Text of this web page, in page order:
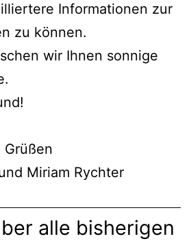
Infor­ma­tio­nen zur
zu können.
wir Ihnen son­ni­ge
Miri­am Rychter
alle bisherigen